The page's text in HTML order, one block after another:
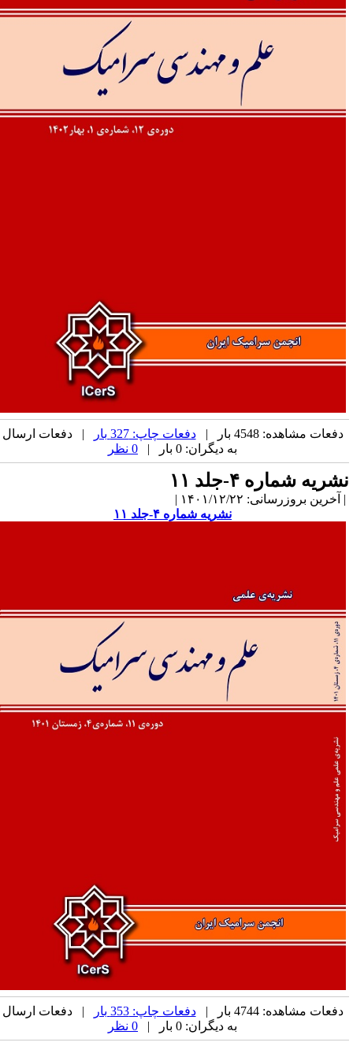
دفعات مشاهده: 4548 بار | دفعات چاپ: 327 بار
| دفعات ارسال
به دیگران: 0 بار |
شماره ۴-جلد ۱۱
بروزرسانی: ۱۴۰۱/۱۲/۲۲ |
نشریه شماره ۴-جلد ۱۱
دفعات مشاهده: 4744 بار | دفعات چاپ: 353 بار
| دفعات ارسال
به دیگران: 0 بار |